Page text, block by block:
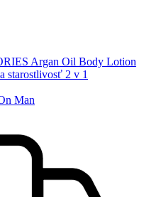
Argan Oil Body Lotion
starostlivosť 2 v 1
Man